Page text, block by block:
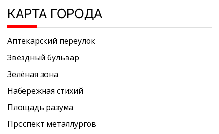
КАРТА ГОРОДА
Аптекарский переулок
Звёздный бульвар
Зелёная зона
Набережная стихий
Площадь разума
Проспект металлургов